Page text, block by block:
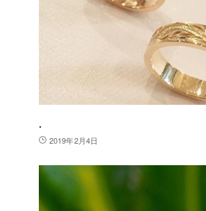
.
2019年2月4日